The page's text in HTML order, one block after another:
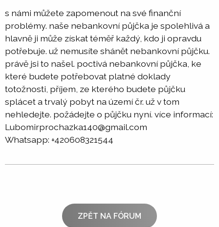
s námi můžete zapomenout na své finanční
problémy. naše nebankovní půjčka je spolehlivá a
hlavně ji může získat téměř každý, kdo ji opravdu
potřebuje. už nemusíte shánět nebankovní půjčku.
právě jsi to našel. poctivá nebankovní půjčka, ke
které budete potřebovat platné doklady
totožnosti, příjem, ze kterého budete půjčku
splácet a trvalý pobyt na území čr. už v tom
nehledejte. požádejte o půjčku nyní. více informací:
Lubomirprochazka140@gmail.com
Whatsapp: +420608321544
ZPĚT NA FÓRUM